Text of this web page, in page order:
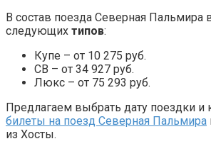
В состав поезда Северная
следующих типов:
Купе – от 10 275 руб.
СВ – от 34 927 руб.
Люкс – от 75 293 руб.
Предлагаем выбрать дату поездки
билеты на поезд Северная Пальмира
из Хосты.